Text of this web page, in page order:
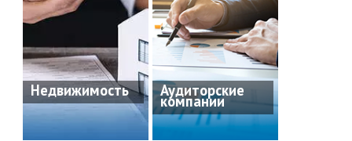
Недвижимость Аудиторские
компании